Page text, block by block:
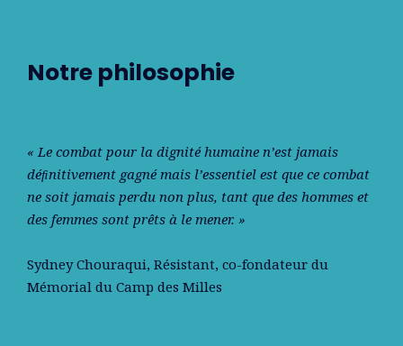
Notre philosophie
« Le combat pour la dignité humaine n’est jamais
déﬁnitivement gagné mais l’essentiel est que ce combat
ne soit jamais perdu non plus, tant que des hommes et
des femmes sont prêts à le mener. »
Sydney Chouraqui, Résistant, co-fondateur du
Mémorial du Camp des Milles